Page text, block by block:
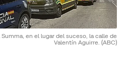
Summa, en el lugar del suceso, la calle de
Valentín Aguirre. (ABC)